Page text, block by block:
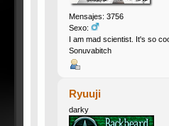
Mensajes: 3756
Sexo:
I am mad scientist. It's so
Sonuvabitch
Ryuuji
darky